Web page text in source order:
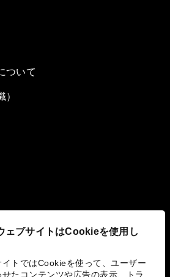
ェブサイトはCookieを使用し
イトではCookieを使って、ユーザー
せたコンテンツや広告の表示、トラ
ついて
り組み